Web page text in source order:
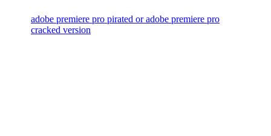
adobe premiere pro pirated or adobe premiere pro
cracked version